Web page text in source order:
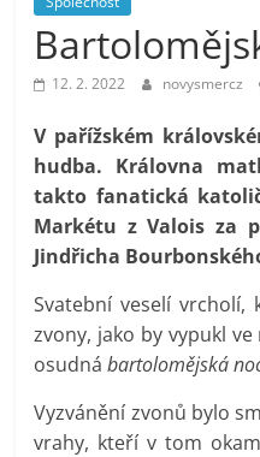
prospívá?
12. 2. 2022 novysmercz
V pařížském
hudba. Královna
takto fanatická
Markétu z Valois za
Jindřicha
Svatební veselí vrcholí,
zvony, jako by vypukl
osudnábartolomějská
Vyzvánění zvonů bylo
vrahy, kteří v tom